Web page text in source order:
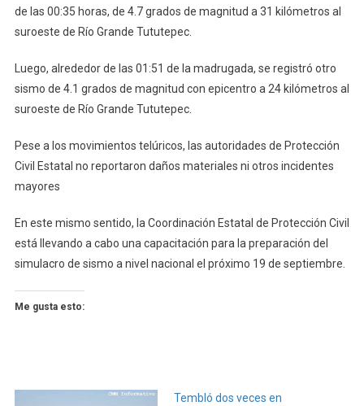
de las 00:35 horas, de 4.7 grados de magnitud a 31 kilómetros al
suroeste de Río Grande Tututepec.
Luego, alrededor de las 01:51 de la madrugada, se registró otro
sismo de 4.1 grados de magnitud con epicentro a 24 kilómetros al
suroeste de Río Grande Tututepec.
Pese a los movimientos telúricos, las autoridades de Protección
Civil Estatal no reportaron daños materiales ni otros incidentes
mayores
En este mismo sentido, la Coordinación Estatal de Protección Civil
está llevando a cabo una capacitación para la preparación del
simulacro de sismo a nivel nacional el próximo 19 de septiembre.
Me gusta esto:
Tembló dos veces en